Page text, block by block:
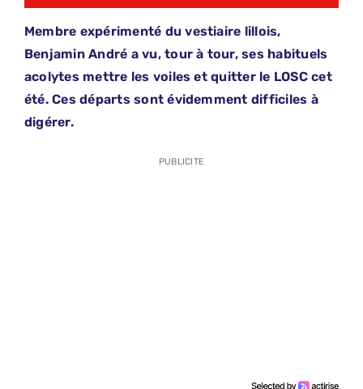
Membre expérimenté du vestiaire lillois,
Benjamin André a vu, tour à tour, ses habituels
acolytes mettre les voiles et quitter le LOSC cet
été. Ces départs sont évidemment difficiles à
digérer.
PUBLICITE